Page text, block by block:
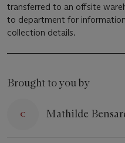
transferred to an offsite
to department for
collection details.
Brought to you by
Mathilde